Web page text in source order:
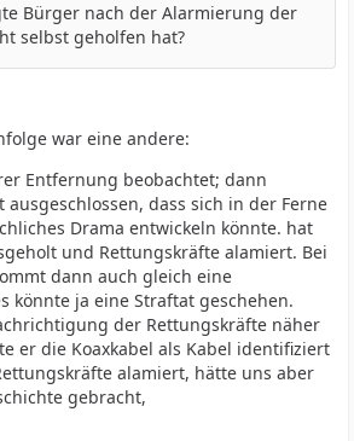
Bürger nach der Alarmierung der
selbst geholfen hat?
war eine andere:
Entfernung beobachtet; dann
dass sich in der Ferne
Drama entwickeln könnte. hat
und Rettungskräfte alamiert. Bei
dann auch gleich eine
könnte ja eine Straftat geschehen.
der Rettungskräfte näher
er die Koaxkabel als Kabel identifiziert
alamiert, hätte uns aber
gebracht,